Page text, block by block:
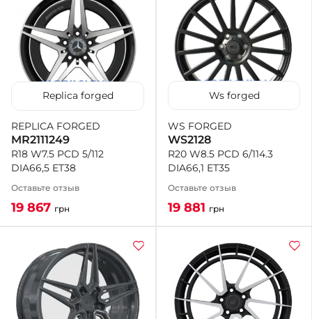
Replica forged
REPLICA FORGED
MR2111249
R18 W7.5 PCD 5/112
DIA66,5 ET38
Оставьте отзыв
19 867 грн
Ws forged
WS FORGED
WS2128
R20 W8.5 PCD 6/114.3
DIA66,1 ET35
Оставьте отзыв
19 881 грн